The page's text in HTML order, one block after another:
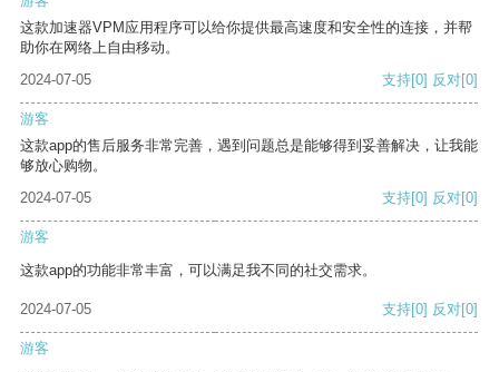
这款加速器VPM应用程序可以给你提供最高速度和安全性的连接，并帮
助你在网络上自由移动。
2024-07-05
支持[0] 反对[0]
游客
这款app的售后服务非常完善，遇到问题总是能够得到妥善解决，让我能
够放心购物。
2024-07-05
支持[0] 反对[0]
游客
这款app的功能非常丰富，可以满足我不同的社交需求。
2024-07-05 支持[0] 反对[0]
游客